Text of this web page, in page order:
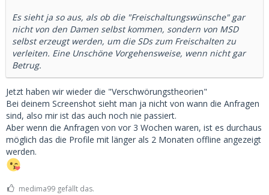
Es sieht ja so aus, als ob die "Freischaltungswünsche" gar
nicht von den Damen selbst kommen, sondern von MSD
selbst erzeugt werden, um die SDs zum Freischalten zu
verleiten. Eine Unschöne Vorgehensweise, wenn nicht gar
Betrug.
Jetzt haben wir wieder die "Verschwörungstheorien"
Bei deinem Screenshot sieht man ja nicht von wann die Anfragen
sind, also mir ist das auch noch nie passiert.
Aber wenn die Anfragen von vor 3 Wochen waren, ist es durchaus
möglich das die Profile mit länger als 2 Monaten offline angezeigt
werden.
medima99 gefällt das.